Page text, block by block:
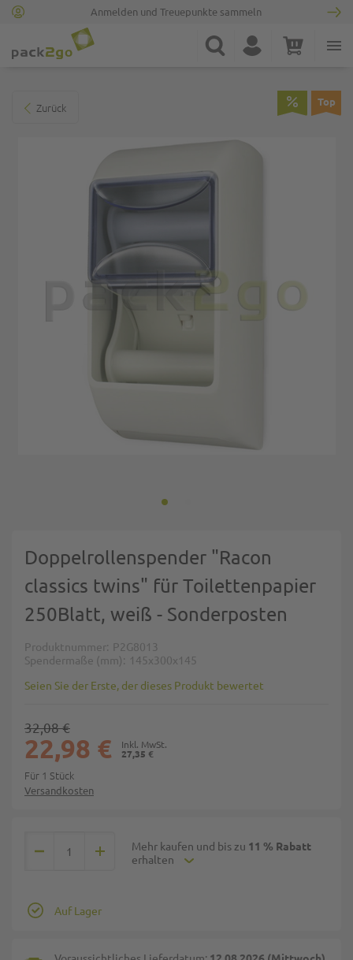
Anmelden und Treuepunkte sammeln
Suche Konto Warenkorb
Zurück Top
Doppelrollenspender "Racon
classics twins" für Toilettenpapier
250Blatt, weiß - Sonderposten
Produktnummer P2G8013
Spendermaße (mm)
145x300x145
Seien Sie der Erste, der dieses Produkt bewertet
Versandkosten
27,35 €
22,98 €
32,08 €
Für 1 Stück
Mehr kaufen und bis zu 11 % Rabatt
erhalten
Auf Lager